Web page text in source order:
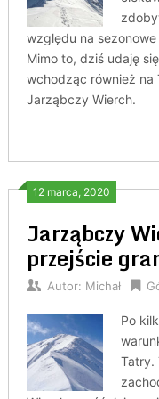
względu na
Mimo to, dziś udaję
wchodząc również na
Jarząbczy Wierch.
12 marca, 2020
Jarząbczy
przejście
Autor: Michał
Po
Tatry.